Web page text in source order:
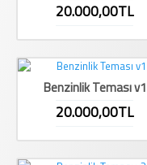
20.000,00TL
Benzinlik Teması v1
20.000,00TL